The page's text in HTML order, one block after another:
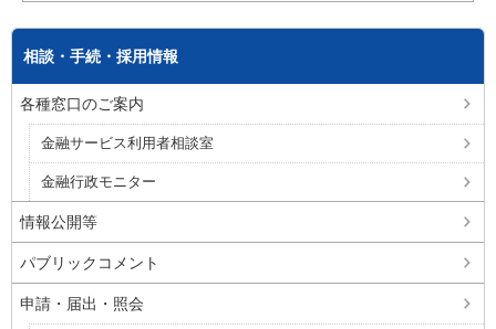
相談・手続・採用情報
各種窓口のご案内
金融サービス利用者相談室
金融行政モニター
情報公開等
パブリックコメント
申請・届出・照会